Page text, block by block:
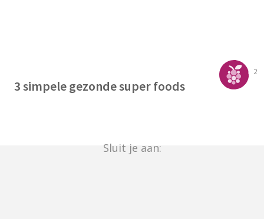
2
3 simpele gezonde super foods
Sluit je aan: